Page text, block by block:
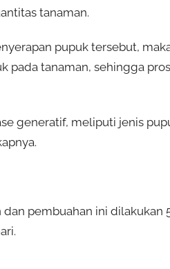
tanaman.
pupuk tersebut,
pada tanaman, sehingga
generatif, meliputi jenis
pembuahan ini dilakukan